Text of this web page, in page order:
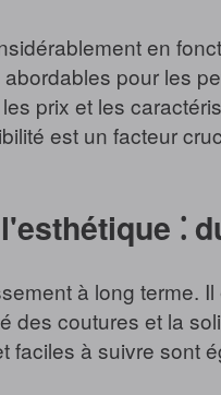
en
pour les
prix et les
est un facteur
⁚
à long terme.
des coutures et la
à suivre sont